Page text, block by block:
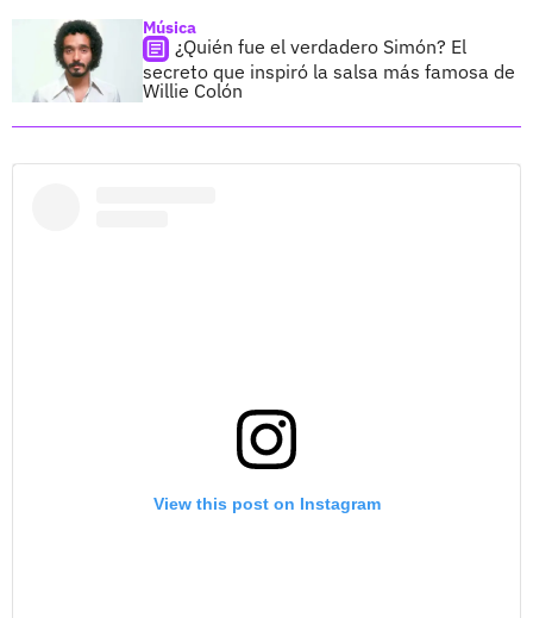
Música
¿Quién fue el verdadero Simón? El
secreto que inspiró la salsa más famosa de
Willie Colón
View this post on Instagram